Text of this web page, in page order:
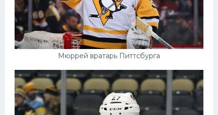
Мюррей вратарь Питтсбурга